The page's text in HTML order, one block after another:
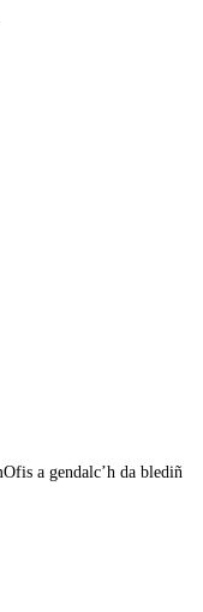
a gendalc’h da blediñ